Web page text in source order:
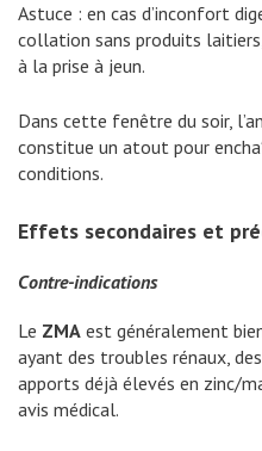
Astuce : en cas d’inconfort
collation sans produits
à la prise à jeun.
Dans cette fenêtre du soir,
constitue un atout pour
conditions.
Effets secondaires et
Contre-indications
Le ZMA est généralement
ayant des troubles rénaux,
apports déjà élevés en zinc/
avis médical.